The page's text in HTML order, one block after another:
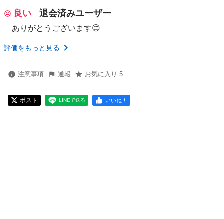
良い
退会済みユーザー
ありがとうございます😊
評価をもっと見る
注意事項 通報 お気に入り 5
ポスト LINEで送る いいね！